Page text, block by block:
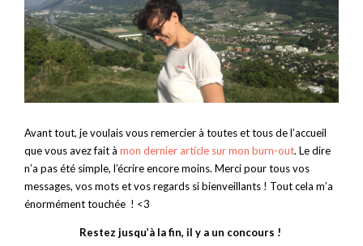
Avant tout, je voulais vous remercier à toutes et tous de l’accueil
que vous avez fait à mon dernier article sur mon burn-out. Le dire
n’a pas été simple, l’écrire encore moins. Merci pour tous vos
messages, vos mots et vos regards si bienveillants ! Tout cela m’a
énormément touchée ! <3
Restez jusqu’à la fin, il y a un concours !